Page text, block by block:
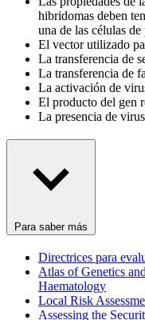
hibridomas deben
una de las células de
El vector utilizado
La transferencia de
La transferencia de
La activación de
El producto del gen
La presencia de
Para saber más
Directrices para
Atlas of Genetics
Haematology
Local Risk
Assessing the